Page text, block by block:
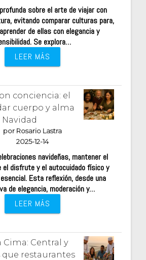
sobre el arte de viajar con
evitando comparar culturas para,
de ellas con elegancia y
Se explora…
LEER MÁS
conciencia: el
cuerpo y alma
Navidad
por Rosario Lastra
2025-12-14
navideñas, mantener el
el disfrute y el autocuidado físico y
Esta reflexión, desde una
de elegancia, moderación y…
LEER MÁS
Cima: Central y
que restaurantes